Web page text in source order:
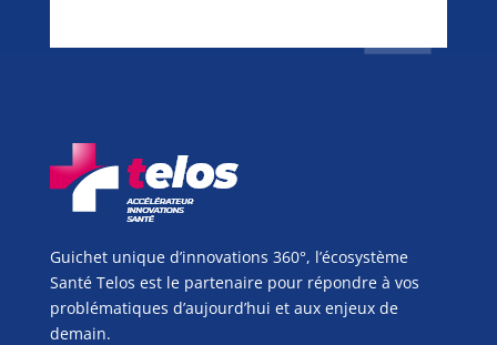
Guichet unique d’innovations 360°, l’écosystème
Santé Telos est le partenaire pour répondre à vos
problématiques d’aujourd’hui et aux enjeux de
demain.